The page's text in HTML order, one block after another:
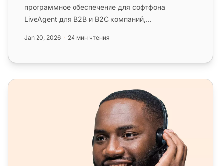
программное обеспечение для софтфона
LiveAgent для B2B и B2C компаний,
бесперебо...
Jan 20, 2026 24 мин чтения
Многофункциональное телефонное программное